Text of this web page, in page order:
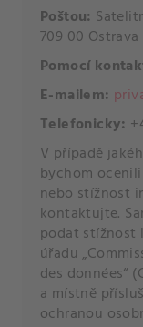
Poštou:
709 00
Pomocí
E-mailem:
Telefonicky:
V případě
bychom
nebo stížnost
kontaktujte.
podat stížnost
úřadu
des données“
a místně
ochranou